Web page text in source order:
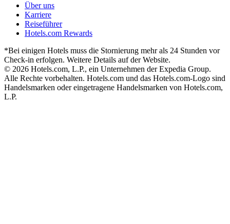
Über uns
Karriere
Reiseführer
Hotels.com Rewards
*Bei einigen Hotels muss die Stornierung mehr als 24 Stunden vor
Check-in erfolgen. Weitere Details auf der Website.
© 2026 Hotels.com, L.P., ein Unternehmen der Expedia Group.
Alle Rechte vorbehalten. Hotels.com und das Hotels.com-Logo sind
Handelsmarken oder eingetragene Handelsmarken von Hotels.com,
L.P.